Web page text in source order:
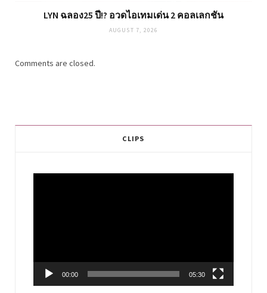
LYN ฉลอง25 ปี!? อวดไอเทมเด่น 2 คอลเลกชัน
AUGUST 7, 2026
Comments are closed.
CLIPS
00:00 05:30